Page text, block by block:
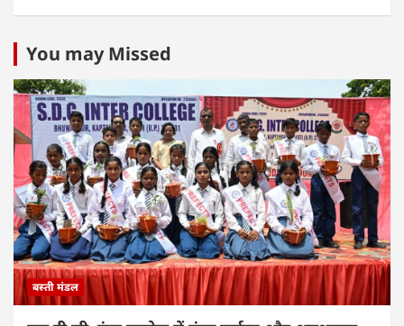
s
A
p
p
e
b
o
o
k
er e
dI
n
You may Missed
बस्ती मंडल